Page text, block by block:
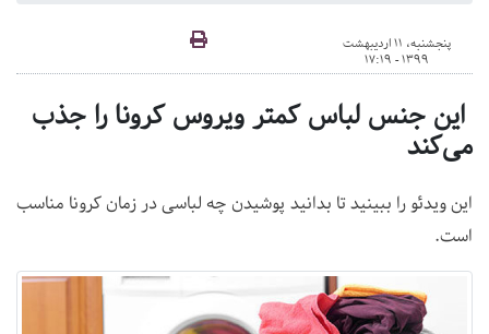
پنجشنبه، 11 اردیبهشت
1399 - 17:19
این جنس لباس‌ کمتر ویروس کرونا را جذب
می‌کند
این ویدئو را ببینید تا بدانید پوشیدن چه لباسی در زمان کرونا مناسب
است.